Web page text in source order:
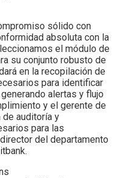
sólido con
absoluta con la
el módulo de
su conjunto robusto de
en la recopilación de
para identificar
alertas y flujo
y el gerente de
de auditoría y
para las
del departamento